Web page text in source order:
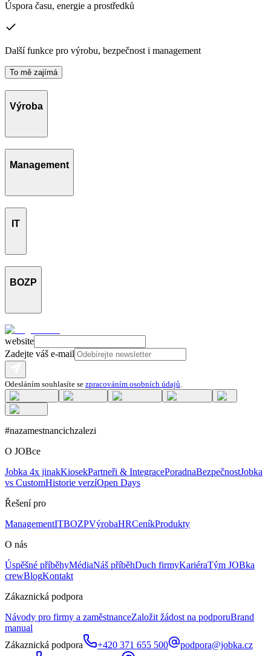
Úspora času, energie a prostředků
Další funkce pro výrobu, bezpečnost i management
To mě zajímá
Výroba
Management
IT
BOZP
website
Zadejte váš e-mail
Odesláním souhlasíte se zpracováním osobních údajů.
#nazamestnancichzalezi
O JOBce
Jobka 4x jinakKiosekPartneři & IntegracePoradnaBezpečnostJobka
vs CustomHistorie verzíOpen Days
Řešení pro
ManagementITBOZPVýrobaHRCeníkProdukty
O nás
Úspěšné příběhyMédiaNáš příběhDuch firmyKariéraTým JOBka
crewBlogKontakt
Zákaznická podpora
Návody pro firmy a zaměstnanceZaložit žádost na podporuBrand
manual
Zákaznická podpora
+420 371 655 500
podpora@jobka.cz